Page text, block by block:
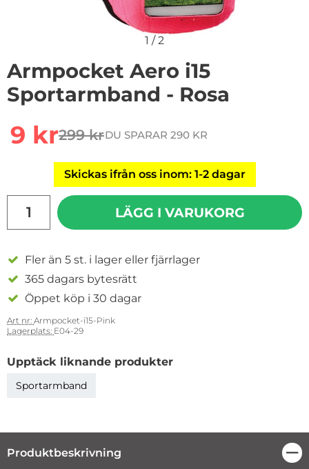
1 /2
Armpocket Aero i15
Sportarmband - Rosa
rea pris
9 krtidigare pris
299 krDU SPARAR 290 KR
Skickas ifrån oss inom: 1-2 dagar
LÄGG I VARUKORG
Fler än 5 st. i lager eller fjärrlager
365 dagars bytesrätt
Öppet köp i 30 dagar
Art nr: Armpocket-i15-Pink
Lagerplats: E04-29
Upptäck liknande produkter
Sportarmband
Produktbeskrivning